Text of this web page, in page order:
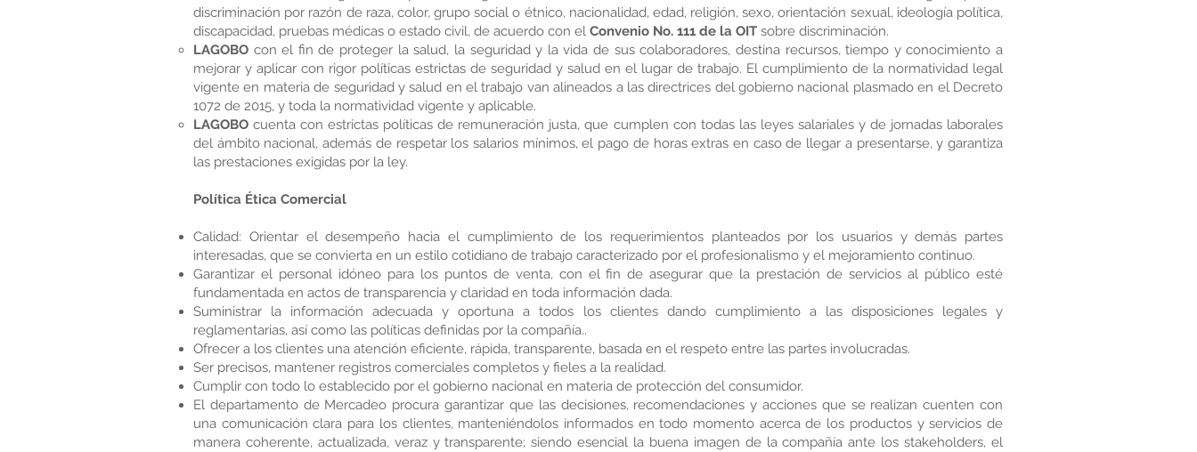
discriminación por razón de raza, color, grupo social o étnico, nacionalidad, edad, religión, sexo, orientación sexual, ideología política,
discapacidad, pruebas médicas o estado civil, de acuerdo con el Convenio No. 111 de la OIT sobre discriminación.
LAGOBO con el fin de proteger la salud, la seguridad y la vida de sus colaboradores, destina recursos, tiempo y conocimiento a
mejorar y aplicar con rigor políticas estrictas de seguridad y salud en el lugar de trabajo. El cumplimiento de la normatividad legal
vigente en materia de seguridad y salud en el trabajo van alineados a las directrices del gobierno nacional plasmado en el Decreto
1072 de 2015, y toda la normatividad vigente y aplicable.
LAGOBOcuenta con estrictas políticas de remuneración justa, que cumplen con todas las leyes salariales y de jornadas laborales
del ámbito nacional, además de respetar los salarios mínimos, el pago de horas extras en caso de llegar a presentarse, y garantiza
las prestaciones exigidas por la ley.
Política Ética Comercial
Calidad: Orientar el desempeño hacia el cumplimiento de los requerimientos planteados por los usuarios y demás partes
interesadas, que se convierta en un estilo cotidiano de trabajo caracterizado por el profesionalismo y el mejoramiento continuo.
Garantizar el personal idóneo para los puntos de venta, con el fin de asegurar que la prestación de servicios al público esté
fundamentada en actos de transparencia y claridad en toda información dada.
Suministrar la información adecuada y oportuna a todos los clientes dando cumplimiento a las disposiciones legales y
reglamentarias, así como las políticas definidas por la compañía..
Ofrecer a los clientes una atención eficiente, rápida, transparente, basada en el respeto entre las partes involucradas.
Ser precisos, mantener registros comerciales completos y fieles a la realidad.
Cumplir con todo lo establecido por el gobierno nacional en materia de protección del consumidor.
El departamento de Mercadeo procura garantizar que las decisiones, recomendaciones y acciones que se realizan cuenten con
una comunicación clara para los clientes, manteniéndolos informados en todo momento acerca de los productos y servicios de
manera coherente, actualizada, veraz y transparente; siendo esencial la buena imagen de la compañía ante los stakeholders, el